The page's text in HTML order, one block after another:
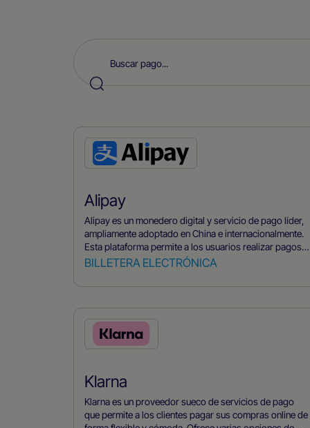
Alipay
Alipay es un monedero digital y servicio de pago líder,
ampliamente adoptado en China e internacionalmente.
Esta plataforma permite a los usuarios realizar pagos,
transferir fondos y gestionar sus transacciones
web. Alipay admite compras en Internet y en tiendas,
cuenta con una opción de tarjeta virtual.
BILLETERA ELECTRÓNICA
Klarna
Klarna es un proveedor sueco de servicios de pago
que permite a los clientes pagar sus compras online de